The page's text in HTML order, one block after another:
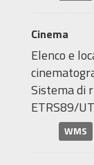
Cinema
Elenco e
Sistema di
ETRS89/
WMS